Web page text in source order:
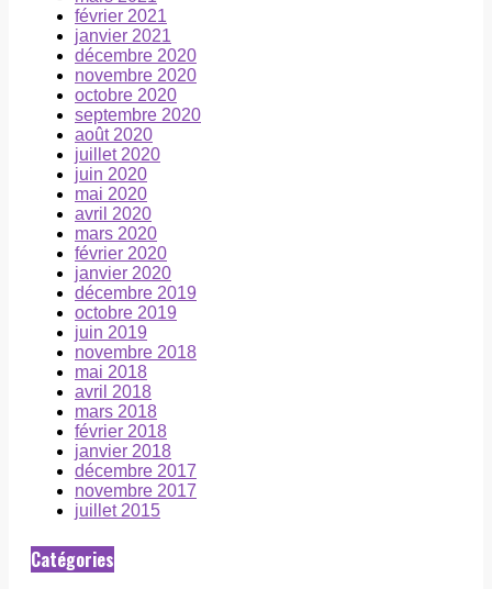
février 2021
janvier 2021
décembre 2020
novembre 2020
octobre 2020
septembre 2020
août 2020
juillet 2020
juin 2020
mai 2020
avril 2020
mars 2020
février 2020
janvier 2020
décembre 2019
octobre 2019
juin 2019
novembre 2018
mai 2018
avril 2018
mars 2018
février 2018
janvier 2018
décembre 2017
novembre 2017
juillet 2015
Catégories